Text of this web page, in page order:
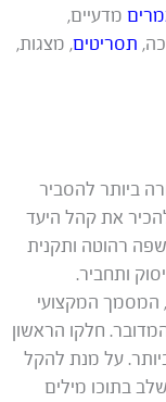
מדעיים,
תסריטים, מצגות,
ביותר להסביר
את קהל היעד
רהוטה ותקנית
ותחביר.
המסמך המקצועי
חלקו הראשון
על מנת להקל
בתוכו מילים